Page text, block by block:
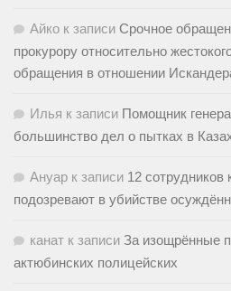
Айко к записи Срочное
прокурору относительно
обращения в отношении
Илья к записи Помощник
большинство дел о пытках в
Ануар к записи 12
подозревают в убийстве
канат к записи За изощрённые
актюбинских полицейских